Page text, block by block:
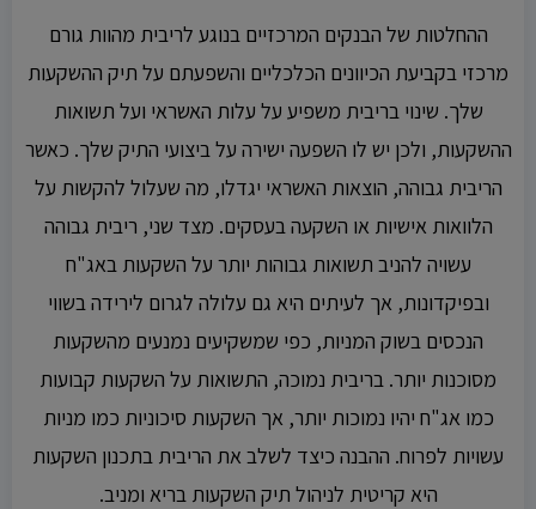
ההחלטות של הבנקים המרכזיים בנוגע לריבית מהוות גורם
מרכזי בקביעת הכיוונים הכלכליים והשפעתם על תיק ההשקעות
שלך. שינוי בריבית משפיע על עלות האשראי ועל תשואות
ההשקעות, ולכן יש לו השפעה ישירה על ביצועי התיק שלך. כאשר
הריבית גבוהה, הוצאות האשראי יגדלו, מה שעלול להקשות על
הלוואות אישיות או השקעה בעסקים. מצד שני, ריבית גבוהה
עשויה להניב תשואות גבוהות יותר על השקעות באג"ח
ובפיקדונות, אך לעיתים היא גם עלולה לגרום לירידה בשווי
הנכסים בשוק המניות, כפי שמשקיעים נמנעים מהשקעות
מסוכנות יותר. בריבית נמוכה, התשואות על השקעות קבועות
כמו אג"ח יהיו נמוכות יותר, אך השקעות סיכוניות כמו מניות
עשויות לפרוח. ההבנה כיצד לשלב את הריבית בתכנון השקעות
היא קריטית לניהול תיק השקעות בריא ומניב.